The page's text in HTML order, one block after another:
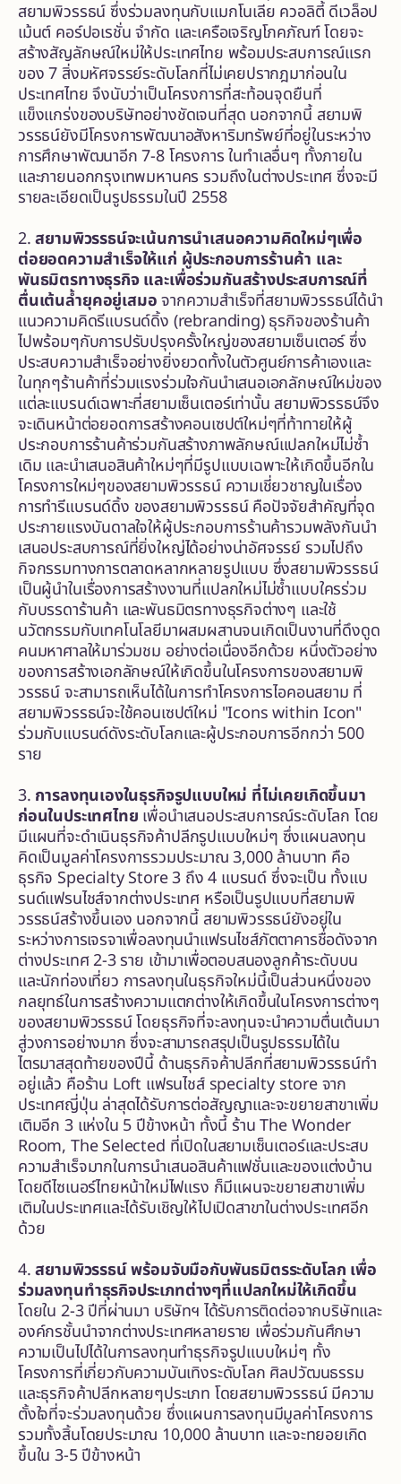
สยามพิวรรธน์ ซึ่งร่วมลงทุนกับแมกโนเลีย ควอลิตี้ ดีเวล็อป
เม้นต์ คอร์ปอเรชั่น จำกัด และเครือเจริญโภคภัณฑ์ โดยจะ
สร้างสัญลักษณ์ใหม่ให้ประเทศไทย พร้อมประสบการณ์แรก
ของ 7 สิ่งมหัศจรรย์ระดับโลกที่ไม่เคยปรากฎมาก่อนใน
ประเทศไทย จึงนับว่าเป็นโครงการที่สะท้อนจุดยืนที่
แข็งแกร่งของบริษัทอย่างชัดเจนที่สุด นอกจากนี้ สยามพิ
วรรธน์ยังมีโครงการพัฒนาอสังหาริมทรัพย์ที่อยู่ในระหว่าง
การศึกษาพัฒนาอีก 7-8 โครงการ ในทำเลอื่นๆ ทั้งภายใน
และภายนอกกรุงเทพมหานคร รวมถึงในต่างประเทศ ซึ่งจะมี
รายละเอียดเป็นรูปธรรมในปี 2558
2.สยามพิวรรธน์จะเน้นการนำเสนอความคิดใหม่ๆเพื่อ
ต่อยอดความสำเร็จให้แก่ ผู้ประกอบการร้านค้า และ
พันธมิตรทางธุรกิจ และเพื่อร่วมกันสร้างประสบการณ์ที่
ตื่นเต้นล้ำยุคอยู่เสมอจากความสำเร็จที่สยามพิวรรธน์ได้นำ
แนวความคิดรีแบรนด์ดิ้ง (rebranding) ธุรกิจของร้านค้า
ไปพร้อมๆกับการปรับปรุงครั้งใหญ่ของสยามเซ็นเตอร์ ซึ่ง
ประสบความสำเร็จอย่างยิ่งยวดทั้งในตัวศูนย์การค้าเองและ
ในทุกๆร้านค้าที่ร่วมแรงร่วมใจกันนำเสนอเอกลักษณ์ใหม่ของ
แต่ละแบรนด์เฉพาะที่สยามเซ็นเตอร์เท่านั้น สยามพิวรรธน์จึง
จะเดินหน้าต่อยอดการสร้างคอนเซปต์ใหม่ๆที่ท้าทายให้ผู้
ประกอบการร้านค้าร่วมกันสร้างภาพลักษณ์แปลกใหม่ไม่ซ้ำ
เดิม และนำเสนอสินค้าใหม่ๆที่มีรูปแบบเฉพาะให้เกิดขึ้นอีกใน
โครงการใหม่ๆของสยามพิวรรธน์ ความเชี่ยวชาญในเรื่อง
การทำรีแบรนด์ดิ้ง ของสยามพิวรรธน์ คือปัจจัยสำคัญที่จุด
ประกายแรงบันดาลใจให้ผู้ประกอบการร้านค้ารวมพลังกันนำ
เสนอประสบการณ์ที่ยิ่งใหญ่ได้อย่างน่าอัศจรรย์ รวมไปถึง
กิจกรรมทางการตลาดหลากหลายรูปแบบ ซึ่งสยามพิวรรธน์
เป็นผู้นำในเรื่องการสร้างงานที่แปลกใหม่ไม่ซ้ำแบบใครร่วม
กับบรรดาร้านค้า และพันธมิตรทางธุรกิจต่างๆ และใช้
นวัตกรรมกับเทคโนโลยีมาผสมผสานจนเกิดเป็นงานที่ดึงดูด
คนมหาศาลให้มาร่วมชม อย่างต่อเนื่องอีกด้วย หนึ่งตัวอย่าง
ของการสร้างเอกลักษณ์ให้เกิดขึ้นในโครงการของสยามพิ
วรรธน์ จะสามารถเห็นได้ในการทำโครงการไอคอนสยาม ที่
สยามพิวรรธน์จะใช้คอนเซปต์ใหม่ "Icons within Icon"
ร่วมกับแบรนด์ดังระดับโลกและผู้ประกอบการอีกกว่า 500
ราย
3. การลงทุนเองในธุรกิจรูปแบบใหม่ ที่ไม่เคยเกิดขึ้นมา
ก่อนในประเทศไทย เพื่อนำเสนอประสบการณ์ระดับโลก โดย
มีแผนที่จะดำเนินธุรกิจค้าปลีกรูปแบบใหม่ๆ ซึ่งแผนลงทุน
คิดเป็นมูลค่าโครงการรวมประมาณ 3,000 ล้านบาท คือ
ธุรกิจ Specialty Store 3 ถึง 4 แบรนด์ ซึ่งจะเป็น ทั้งแบ
รนด์แฟรนไชส์จากต่างประเทศ หรือเป็นรูปแบบที่สยามพิ
วรรธน์สร้างขึ้นเอง นอกจากนี้ สยามพิวรรธน์ยังอยู่ใน
ระหว่างการเจรจาเพื่อลงทุนนำแฟรนไชส์ภัตตาคารชื่อดังจาก
ต่างประเทศ 2-3 ราย เข้ามาเพื่อตอบสนองลูกค้าระดับบน
และนักท่องเที่ยว การลงทุนในธุรกิจใหม่นี้เป็นส่วนหนึ่งของ
กลยุทธ์ในการสร้างความแตกต่างให้เกิดขึ้นในโครงการต่างๆ
ของสยามพิวรรธน์ โดยธุรกิจที่จะลงทุนจะนำความตื่นเต้นมา
สู่วงการอย่างมาก ซึ่งจะสามารถสรุปเป็นรูปธรรมได้ใน
ไตรมาสสุดท้ายของปีนี้ ด้านธุรกิจค้าปลีกที่สยามพิวรรธน์ทำ
อยู่แล้ว คือร้าน Loft แฟรนไชส์ specialty store จาก
ประเทศญี่ปุ่น ล่าสุดได้รับการต่อสัญญาและจะขยายสาขาเพิ่ม
เติมอีก 3 แห่งใน 5 ปีข้างหน้า ทั้งนี้ ร้าน The Wonder
Room, The Selected ที่เปิดในสยามเซ็นเตอร์และประสบ
ความสำเร็จมากในการนำเสนอสินค้าแฟชั่นและของแต่งบ้าน
โดยดีไซเนอร์ไทยหน้าใหม่ไฟแรง ก็มีแผนจะขยายสาขาเพิ่ม
เติมในประเทศและได้รับเชิญให้ไปเปิดสาขาในต่างประเทศอีก
ด้วย
4.สยามพิวรรธน์ พร้อมจับมือกับพันธมิตรระดับโลก เพื่อ
ร่วมลงทุนทำธุรกิจประเภทต่างๆที่แปลกใหม่ให้เกิดขึ้น
โดยใน 2-3 ปีที่ผ่านมา บริษัทฯ ได้รับการติดต่อจากบริษัทและ
องค์กรชั้นนำจากต่างประเทศหลายราย เพื่อร่วมกันศึกษา
ความเป็นไปได้ในการลงทุนทำธุรกิจรูปแบบใหม่ๆ ทั้ง
โครงการที่เกี่ยวกับความบันเทิงระดับโลก ศิลปวัฒนธรรม
และธุรกิจค้าปลีกหลายๆประเภท โดยสยามพิวรรธน์ มีความ
ตั้งใจที่จะร่วมลงทุนด้วย ซึ่งแผนการลงทุนมีมูลค่าโครงการ
รวมทั้งสิ้นโดยประมาณ 10,000 ล้านบาท และจะทยอยเกิด
ขึ้นใน 3-5 ปีข้างหน้า